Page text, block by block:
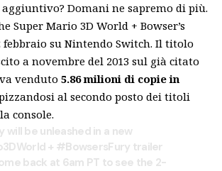
Domani ne sapremo di più.
Super Mario 3D World + Bowser’s
febbraio su Nintendo Switch. Il titolo
a novembre del 2013 sul già citato
venduto 5.86 milioni di copie in
al secondo posto dei titoli
console.
will be unleashed in a new
+ #BowsersFury trailer
back at 6am PT to see the 2-